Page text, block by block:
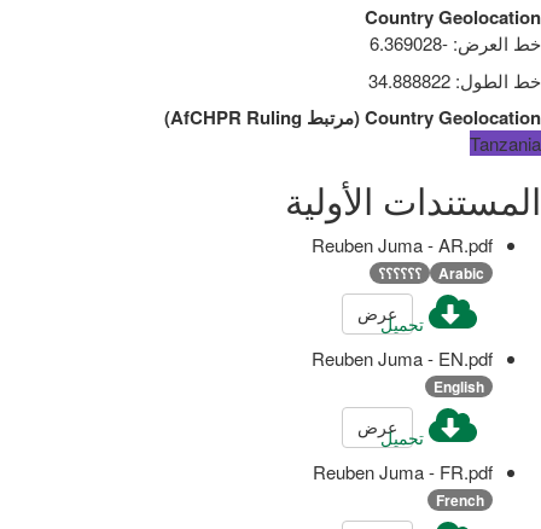
Country Geolocation
خط العرض:
-6.369028
خط الطول:
34.888822
Country Geolocation
(مرتبط AfCHPR Ruling
)
Tanzania
المستندات الأولية
Reuben Juma - AR.pdf
Arabic ؟؟؟؟؟؟
تحميلعرض
Reuben Juma - EN.pdf
English
تحميلعرض
Reuben Juma - FR.pdf
French